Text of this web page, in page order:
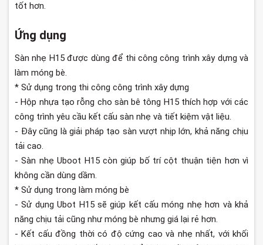
tốt hơn.
Ứng dụng
Sàn nhẹ H15 được dùng để thi công công trình xây dựng và
làm móng bè.
* Sử dụng trong thi công công trình xây dựng
- Hộp nhựa tạo rỗng cho sàn bê tông H15 thích hợp với các
công trình yêu cầu kết cấu sàn nhẹ và tiết kiệm vật liệu.
- Đây cũng là giải pháp tạo sàn vượt nhịp lớn, khả năng chịu
tải cao.
- Sàn nhẹ Uboot H15 còn giúp bố trí cột thuận tiện hơn vì
không cần dùng dầm.
* Sử dụng trong làm móng bè
- Sử dụng Ubot H15 sẽ giúp kết cấu móng nhẹ hơn và khả
năng chịu tải cũng như móng bè nhưng giá lại rẻ hơn.
- Kết cấu đồng thời có độ cứng cao và nhẹ nhất, với khối